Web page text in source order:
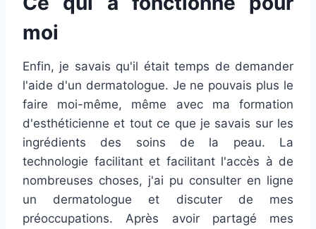
moi
Enfin, je savais qu'il était temps de demander
l'aide d'un dermatologue. Je ne pouvais plus le
faire moi-même, même avec ma formation
d'esthéticienne et tout ce que je savais sur les
ingrédients des soins de la peau. La
technologie facilitant et facilitant l'accès à de
nombreuses choses, j'ai pu consulter en ligne
un dermatologue et discuter de mes
préoccupations. Après avoir partagé mes